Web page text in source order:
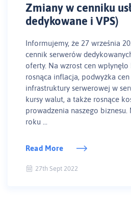
Zmiany w cenniku
dedykowane i VPS)
Informujemy, że 27 września
cennik serwerów
oferty. Na wzrost cen
rosnąca inflacja, podwyżka
infrastruktury serwerowej w
kursy walut, a także rosnące
prowadzenia naszego
roku ...
Read More
27th Sept 2022